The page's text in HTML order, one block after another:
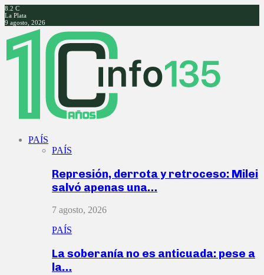
8.2 C
La Plata
9 agosto, 2026
Facebook
Twitter
Instagram
Youtube
PAÍS
PAÍS
Represión, derrota y retroceso: Milei
salvó apenas una…
7 agosto, 2026
PAÍS
La soberanía no es anticuada: pese a
la…